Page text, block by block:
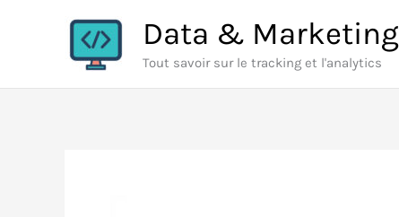
Data & Marketing
Tout savoir sur le tracking et l'analytics